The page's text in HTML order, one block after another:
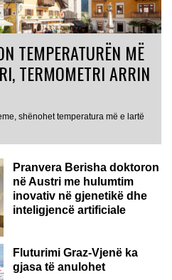
TEMPERATURËN MË
TERMOMETRI ARRIN
shënohet temperatura më e lartë
Pranvera Berisha doktoron
në Austri me hulumtim
inovativ në gjenetikë dhe
inteligjencë artificiale
Fluturimi Graz-Vjenë ka
gjasa të anulohet